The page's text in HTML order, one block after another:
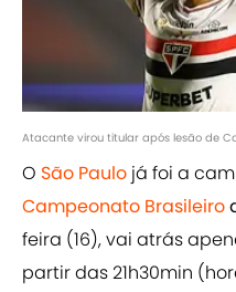
Atacante virou titular após lesão de
O São Paulo já foi a
Campeonato Brasileiro
feira (16), vai atrás
partir das 21h30min